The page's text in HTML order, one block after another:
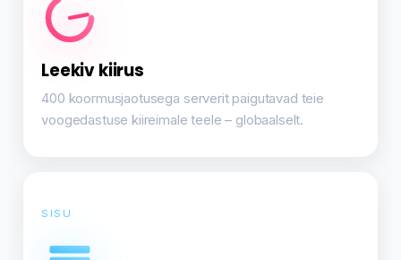
Leekiv kiirus
400 koormusjaotusega serverit paigutavad teie
voogedastuse kiireimale teele – globaalselt.
SISU